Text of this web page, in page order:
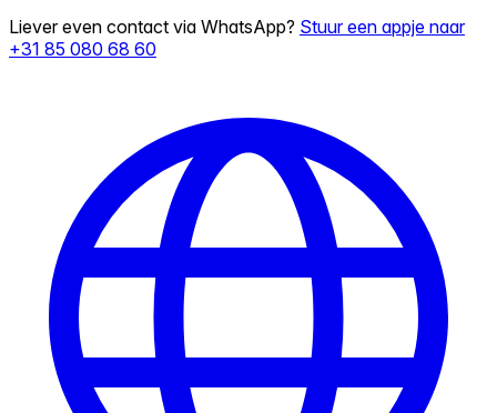
Liever even contact via WhatsApp? Stuur een appje naar
+31 85 080 68 60